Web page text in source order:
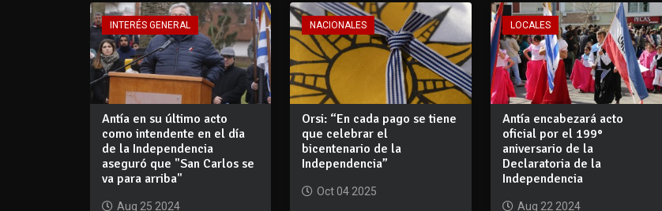
INTERÉS GENERAL
Antía en su último acto
como intendente en el día
de la Independencia
aseguró que "San Carlos se
va para arriba"
Aug 25 2024
NACIONALES
Orsi: “En cada pago se tiene
que celebrar el
bicentenario de la
Independencia”
Oct 04 2025
LOCALES
Antía encabezará acto
oficial por el 199°
aniversario de la
Declaratoria de la
Independencia
Aug 22 2024